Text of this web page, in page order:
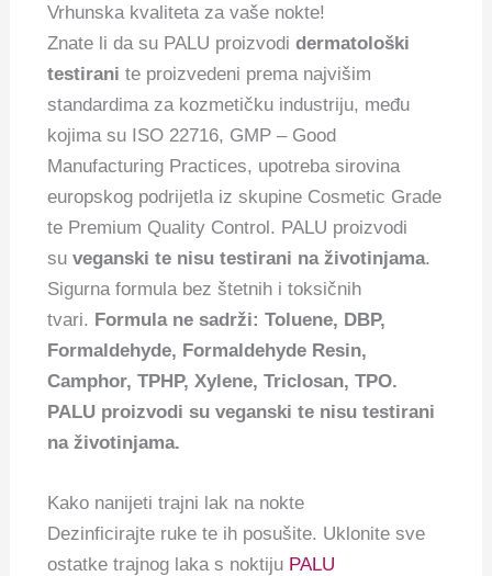
Vrhunska kvaliteta za vaše nokte!
Znate li da su PALU proizvodidermatološki
testirani te proizvedeni prema najvišim
standardima za kozmetičku industriju, među
kojima su ISO 22716, GMP – Good
Manufacturing Practices, upotreba sirovina
europskog podrijetla iz skupine Cosmetic Grade
te Premium Quality Control. PALU proizvodi
suveganski te nisu testirani na životinjama.
Sigurna formula bez štetnih i toksičnih
tvari. Formula ne sadrži: Toluene, DBP,
Formaldehyde, Formaldehyde Resin,
Camphor, TPHP, Xylene, Triclosan, TPO.
PALU proizvodi su veganski te nisu testirani
na životinjama.
Kako nanijeti trajni lak na nokte
Dezinficirajte ruke te ih posušite. Uklonite sve
ostatke trajnog laka s noktiju PALU